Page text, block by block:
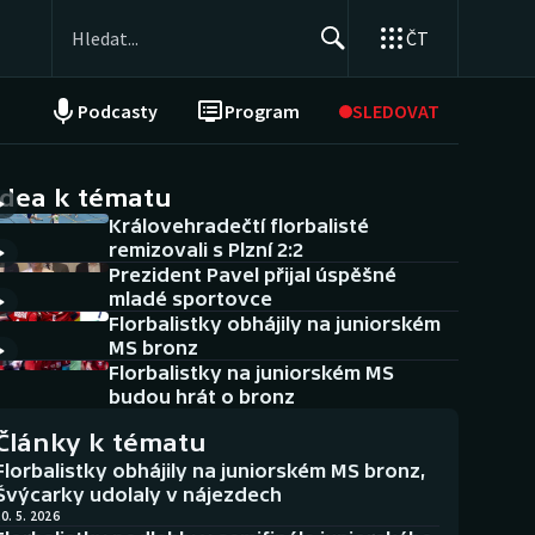
ČT
Podcasty Program SLEDOVAT
NEPŘEHLÉDNĚTE
Historické návraty
Aplikace ČT sport
AZ kvíz
k tématu
Královehradečtí florbalisté
remizovali s Plzní 2:2
Prezident Pavel přijal úspěšné
mladé sportovce
Florbalistky obhájily na juniorském
MS bronz
Florbalistky na juniorském MS
budou hrát o bronz
k tématu
obhájily na juniorském MS bronz,
udolaly v nájezdech
5. 2026